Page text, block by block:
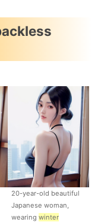
20-year-old beautiful
Japanese woman,
wearing winter